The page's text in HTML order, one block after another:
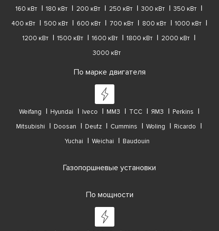
160 кВт
180 кВт 200 кВт 250 кВт 300 кВт
350 кВт
400 кВт
500 кВт 600 кВт 700 кВт 800 кВт
1000 кВт
1200 кВт
1500 кВт 1600 кВт 1800 кВт
2000 кВт
3000 кВт
По марке двигателя
Weifang Hyundai Iveco ММЗ ТСС ЯМЗ
Perkins
Mitsubishi
Doosan Deutz Cummins Woling
Ricardo
Yuchai
Weichai Baudouin
Газопоршневые установки
По мощности